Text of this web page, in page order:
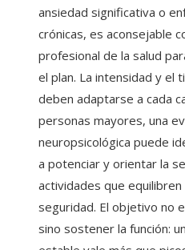
ansiedad significativa o
crónicas, es aconsejable
profesional de la salud
el plan. La intensidad y el
deben adaptarse a cada
personas mayores, una
neuropsicológica puede
a potenciar y orientar la
actividades que equilibren
seguridad. El objetivo no
sino sostener la función: